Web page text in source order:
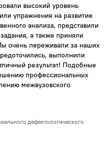
высокий уровень
упражнения на развитие
анализа, представили
а также приняли
очень переживали за наших
выполнили
результат! Подобные
профессиональных
межвузовского
дефектологического